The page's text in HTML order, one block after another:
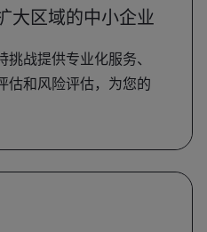
大区域的中小企业
战提供专业化服务、
估和风险评估，为您的